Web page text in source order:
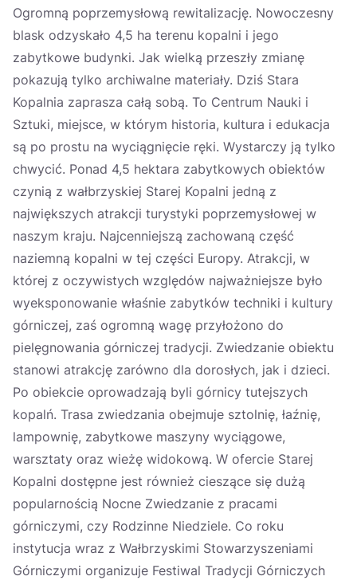
Ogromną poprzemysłową rewitalizację. Nowoczesny
blask odzyskało 4,5 ha terenu kopalni i jego
zabytkowe budynki. Jak wielką przeszły zmianę
pokazują tylko archiwalne materiały. Dziś Stara
Kopalnia zaprasza całą sobą. To Centrum Nauki i
Sztuki, miejsce, w którym historia, kultura i edukacja
są po prostu na wyciągnięcie ręki. Wystarczy ją tylko
chwycić. Ponad 4,5 hektara zabytkowych obiektów
czynią z wałbrzyskiej Starej Kopalni jedną z
największych atrakcji turystyki poprzemysłowej w
naszym kraju. Najcenniejszą zachowaną część
naziemną kopalni w tej części Europy. Atrakcji, w
której z oczywistych względów najważniejsze było
wyeksponowanie właśnie zabytków techniki i kultury
górniczej, zaś ogromną wagę przyłożono do
pielęgnowania górniczej tradycji. Zwiedzanie obiektu
stanowi atrakcję zarówno dla dorosłych, jak i dzieci.
Po obiekcie oprowadzają byli górnicy tutejszych
kopalń. Trasa zwiedzania obejmuje sztolnię, łaźnię,
lampownię, zabytkowe maszyny wyciągowe,
warsztaty oraz wieżę widokową. W ofercie Starej
Kopalni dostępne jest również cieszące się dużą
popularnością Nocne Zwiedzanie z pracami
górniczymi, czy Rodzinne Niedziele. Co roku
instytucja wraz z Wałbrzyskimi Stowarzyszeniami
Górniczymi organizuje Festiwal Tradycji Górniczych